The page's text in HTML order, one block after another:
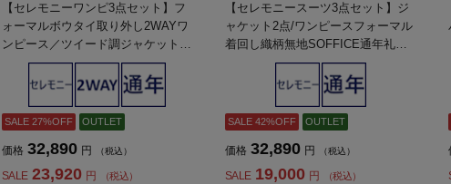
【セレモニーワンピ3点セット】フ
ォーマルボウタイ取り外し2WAYワ
ンピース／ツイード調ジャケット／
V開きジャケットSOFFICE通年礼服
【レディース】
SALE 27%OFF OUTLET
価格 32,890 円 （税込）
SALE 23,920 円 （税込）
【セレモニースーツ3点セット】ジ
ャケット2点/ワンピースフォーマル
着回し織柄無地SOFFICE通年礼服
【レディース】
SALE 42%OFF OUTLET
価格 32,890 円 （税込）
SALE 19,000 円 （税込）